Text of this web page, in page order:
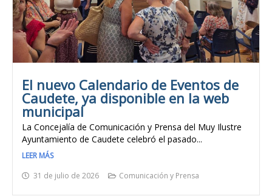
El nuevo Calendario de Eventos de
Caudete, ya disponible en la web
municipal
La Concejalía de Comunicación y Prensa del Muy Ilustre
Ayuntamiento de Caudete celebró el pasado...
LEER MÁS
31 de julio de 2026
Comunicación y Prensa